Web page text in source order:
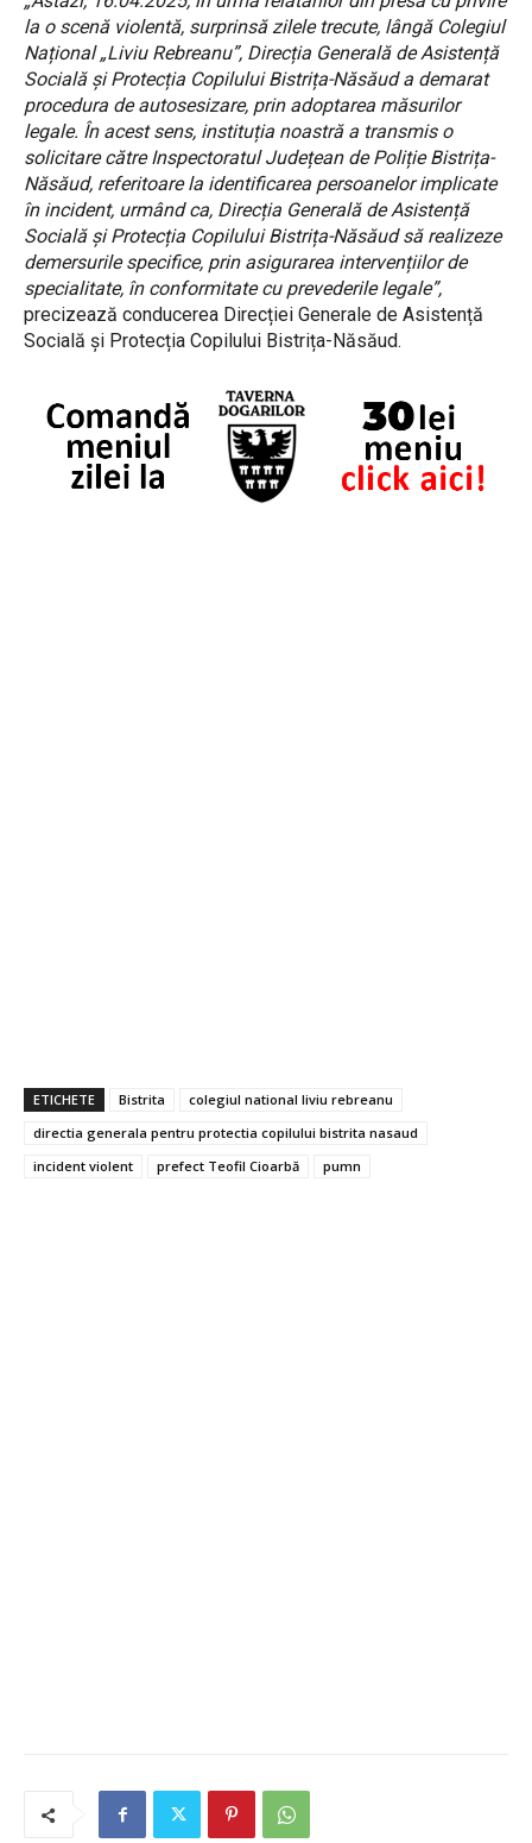
la o scenă violentă, surprinsă zilele trecute, lângă Colegiul
Național „Liviu Rebreanu”, Direcția Generală de Asistență
Socială și Protecția Copilului Bistrița-Năsăud a demarat
procedura de autosesizare, prin adoptarea măsurilor
legale. În acest sens, instituția noastră a transmis o
solicitare către Inspectoratul Județean de Poliție Bistrița-
Năsăud, referitoare la identificarea persoanelor implicate
în incident, urmând ca, Direcția Generală de Asistență
Socială și Protecția Copilului Bistrița-Năsăud să realizeze
demersurile specifice, prin asigurarea intervențiilor de
specialitate, în conformitate cu prevederile legale”,
precizează conducerea Direcției Generale de Asistență
Socială și Protecția Copilului Bistrița-Năsăud.
ETICHETE Bistrita
colegiul national liviu rebreanu
directia generala pentru protectia copilului bistrita nasaud
incident violent
prefect Teofil Cioarbă pumn